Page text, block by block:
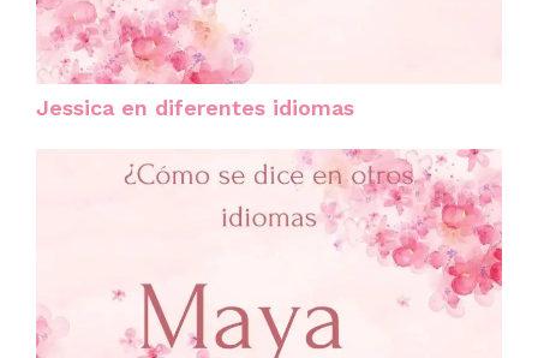
Jessica en diferentes idiomas